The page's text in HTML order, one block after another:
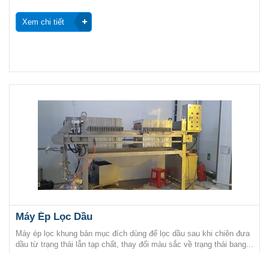
Xem chi tiết
Máy Ép Lọc Dầu
Máy ép lọc khung bản mục đích dùng để lọc dầu sau khi chiên đưa
dầu từ trạng thái lẫn tạp chất, thay đổi màu sắc về trạng thái bang...